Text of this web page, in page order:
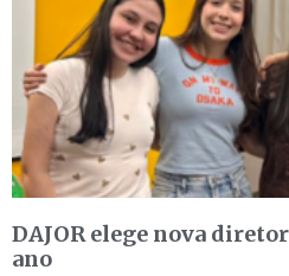
DAJOR elege nova
ano